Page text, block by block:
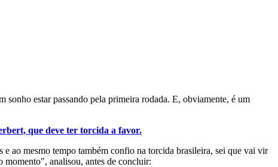
estar passando pela primeira rodada. E, obviamente, é um
que deve ter torcida a favor.
ao mesmo tempo também confio na torcida brasileira, sei que vai vir
momento", analisou, antes de concluir: